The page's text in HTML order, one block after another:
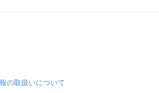
の取扱いについて